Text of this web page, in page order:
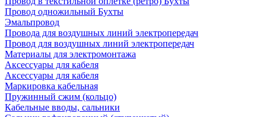
Провод одножильный Бухты
Эмальпровод
Провода для воздушных линий электропередач
Провод для воздушных линий электропередач
Материалы для электромонтажа
Аксессуары для кабеля
Аксессуары для кабеля
Маркировка кабельная
Пружинный сжим (кольцо)
Кабельные вводы, сальники